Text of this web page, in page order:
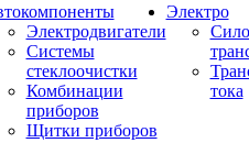
Электродвигатели
Системы
стеклоочистки
Комбинации
приборов
Щитки приборов
Электро
тока